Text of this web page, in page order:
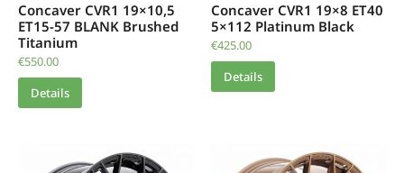
Concaver CVR1 19×10,5
ET15-57 BLANK Brushed
Titanium
€550.00
Details
Concaver CVR1 19×8 ET40
5×112 Platinum Black
€425.00
Details